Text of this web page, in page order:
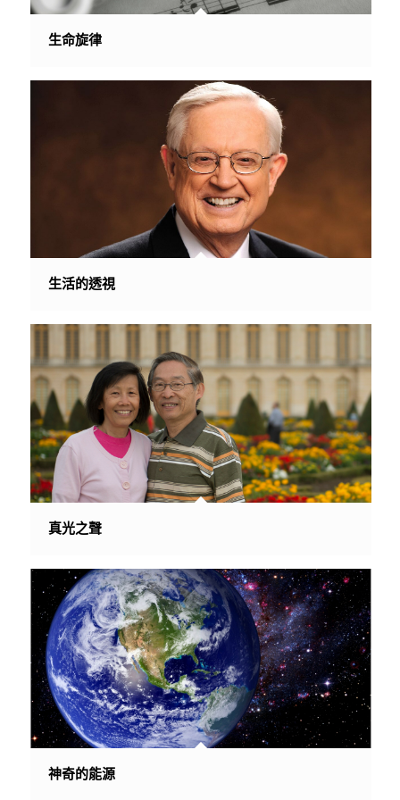
生命旋律
生活的透視
真光之聲
神奇的能源